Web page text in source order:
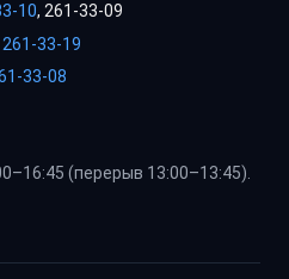
10, 261-33-09
33-19
33-08
(перерыв 13:00–13:45).